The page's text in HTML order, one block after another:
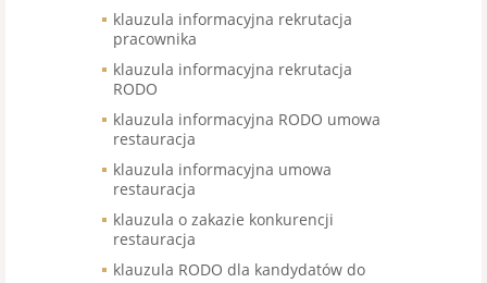
klauzula informacyjna rekrutacja
pracownika
klauzula informacyjna rekrutacja
RODO
klauzula informacyjna RODO umowa
restauracja
klauzula informacyjna umowa
restauracja
klauzula o zakazie konkurencji
restauracja
klauzula RODO dla kandydatów do